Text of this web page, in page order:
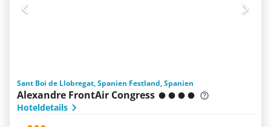
Sant Boi de Llobregat, Spanien Festland, Spanien
Alexandre FrontAir Congress
Hoteldetails